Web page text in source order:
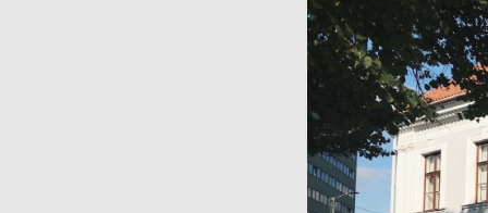
Veebinäitus: “Südalinna
sündimised. Vallikraavist
Püsinäituse 2001-2023
«Dorpat. Jurjev. Tartu.»
Muuseumi
Kontakt
Avatud:
Asukoht:
14, Tartu